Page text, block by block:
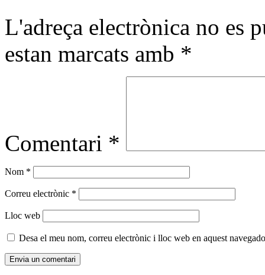
L'adreça electrònica no es
estan marcats amb *
Comentari *
Nom *
Correu electrònic *
Lloc web
Desa el meu nom, correu electrònic i lloc web en aquest